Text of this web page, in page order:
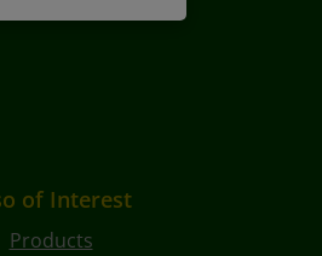
of Interest
Products